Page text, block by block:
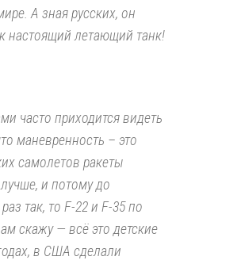
А зная русских, он
настоящий летающий танк!
часто приходится видеть
маневренность – это
самолетов ракеты
и потому до
так, то F-22 и F-35 по
скажу — всё это детские
в США сделали